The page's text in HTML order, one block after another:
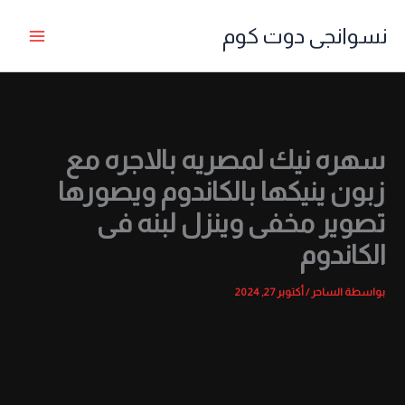
نسوانجى دوت كوم
سهره نيك لمصريه بالاجره مع
زبون ينيكها بالكاندوم ويصورها
تصوير مخفى وينزل لبنه فى
الكاندوم
بواسطة الساحر/أكتوبر 27, 2024